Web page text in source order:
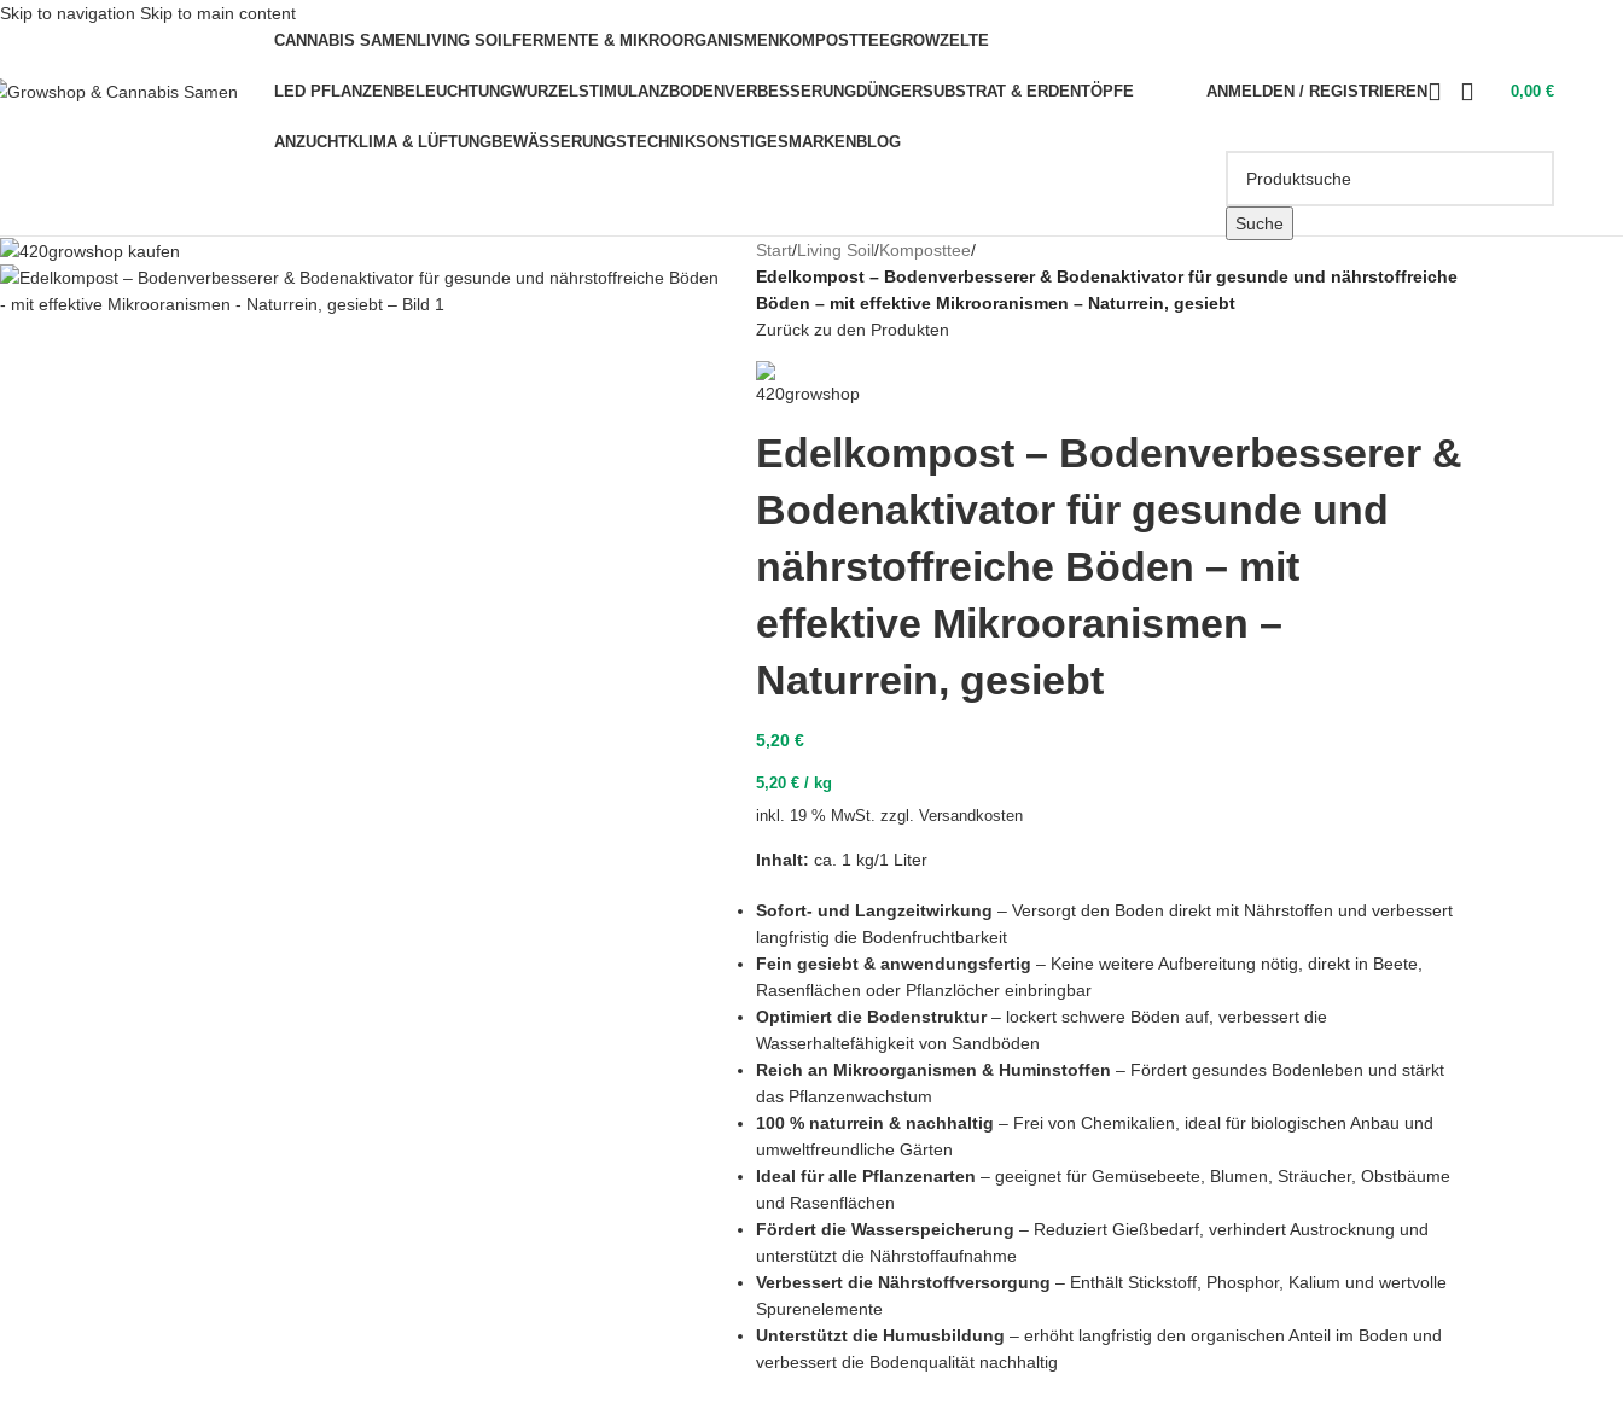
Skip to navigation Skip to main content
CANNABIS SAMENLIVING SOILFERMENTE & MIKROORGANISMENKOMPOSTTEEGROWZELTE
LED PFLANZENBELEUCHTUNGWURZELSTIMULANZBODENVERBESSERUNGDÜNGERSUBSTRAT & ERDENTÖPFE
ANZUCHTKLIMA & LÜFTUNGBEWÄSSERUNGSTECHNIKSONSTIGESMARKENBLOG
ANMELDEN / REGISTRIEREN 0,00 €
Suche
Start/Living Soil/Komposttee/
Edelkompost – Bodenverbesserer & Bodenaktivator für gesunde und nährstoffreiche
Böden – mit effektive Mikrooranismen – Naturrein, gesiebt
Zurück zu den Produkten
Edelkompost – Bodenverbesserer &
Bodenaktivator für gesunde und
nährstoffreiche Böden – mit
effektive Mikrooranismen –
Naturrein, gesiebt
5,20 €
5,20 €/ kg
inkl. 19 % MwSt. zzgl. Versandkosten
Inhalt: ca. 1 kg/1 Liter
Sofort- und Langzeitwirkung – Versorgt den Boden direkt mit Nährstoffen und verbessert
langfristig die Bodenfruchtbarkeit
Fein gesiebt & anwendungsfertig – Keine weitere Aufbereitung nötig, direkt in Beete,
Rasenflächen oder Pflanzlöcher einbringbar
Optimiert die Bodenstruktur– lockert schwere Böden auf, verbessert die
Wasserhaltefähigkeit von Sandböden
Reich an Mikroorganismen & Huminstoffen – Fördert gesundes Bodenleben und stärkt
das Pflanzenwachstum
100 % naturrein & nachhaltig – Frei von Chemikalien, ideal für biologischen Anbau und
umweltfreundliche Gärten
Ideal für alle Pflanzenarten – geeignet für Gemüsebeete, Blumen, Sträucher, Obstbäume
und Rasenflächen
Fördert die Wasserspeicherung – Reduziert Gießbedarf, verhindert Austrocknung und
unterstützt die Nährstoffaufnahme
Verbessert die Nährstoffversorgung – Enthält Stickstoff, Phosphor, Kalium und wertvolle
Spurenelemente
Unterstützt die Humusbildung – erhöht langfristig den organischen Anteil im Boden und
verbessert die Bodenqualität nachhaltig